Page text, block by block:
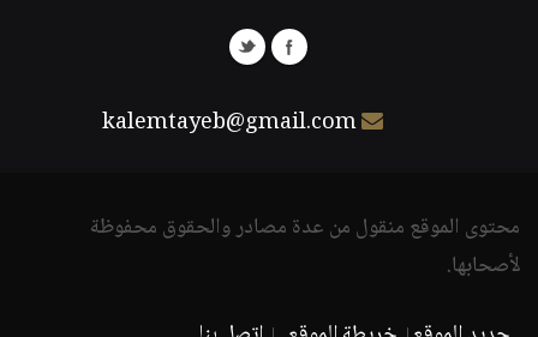
kalemtayeb@gmail.com
محتوى الموقع منقول من عدة مصادر والحقوق محفوظة
لأصحابها.